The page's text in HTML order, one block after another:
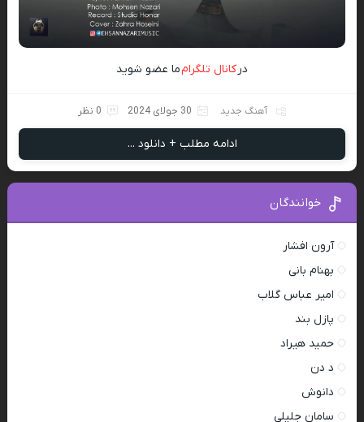
درکانال تلگرامما عضو شوید
آهنگ جدید 30 جولای 2024 0 نظر
ادامه مطلب + دانلود ...
خوانندگان
آرون افشار
بهنام بانی
امیر عباس گلاب
پازل بند
حمید هیراد
د دن
دانوش
سامان جلیلی